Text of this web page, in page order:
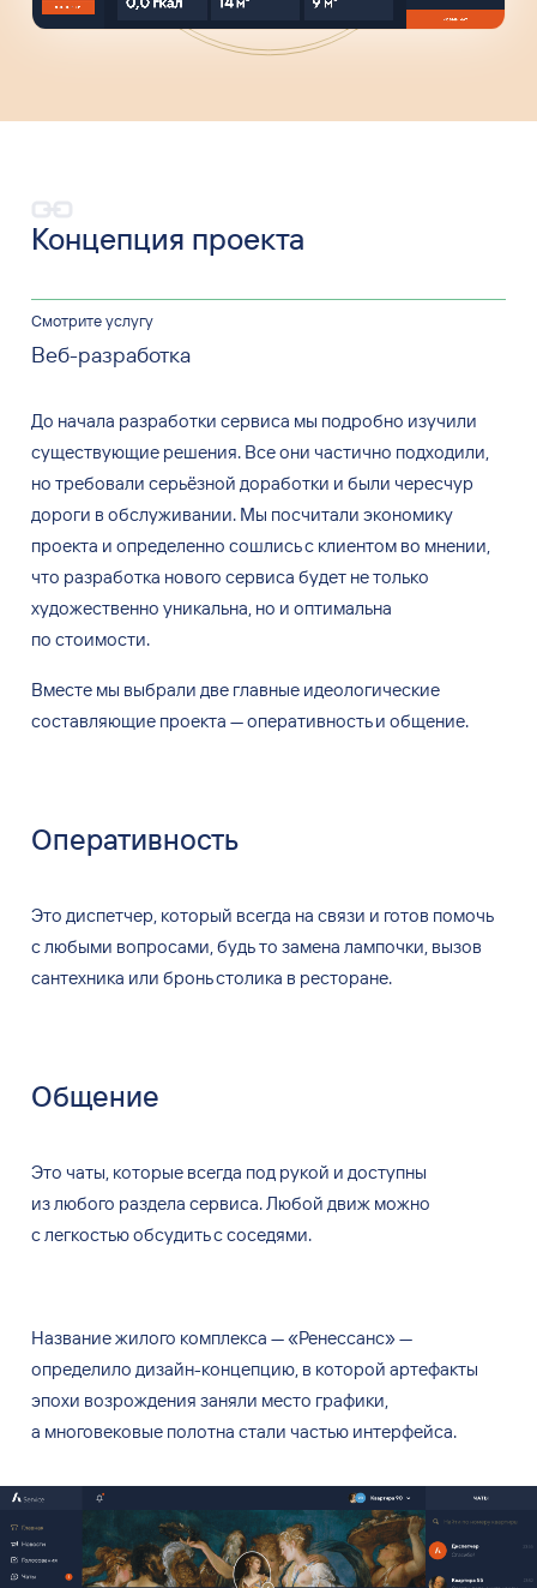
Концепция проекта
Смотрите услугу
Веб-разработка
До начала разработки сервиса мы подробно изучили
существующие решения. Все они частично подходили,
но требовали серьёзной доработки и были чересчур
дороги в обслуживании. Мы посчитали экономику
проекта и определенно сошлись с клиентом во мнении,
что разработка нового сервиса будет не только
художественно уникальна, но и оптимальна
по стоимости.
Вместе мы выбрали две главные идеологические
составляющие проекта — оперативность и общение.
Оперативность
Это диспетчер, который всегда на связи и готов помочь
с любыми вопросами, будь то замена лампочки, вызов
сантехника или бронь столика в ресторане.
Общение
Это чаты, которые всегда под рукой и доступны
из любого раздела сервиса. Любой движ можно
с легкостью обсудить с соседями.
Название жилого комплекса —«Ренессанс»—
определило дизайн-концепцию, в которой артефакты
эпохи возрождения заняли место графики,
а многовековые полотна стали частью интерфейса.